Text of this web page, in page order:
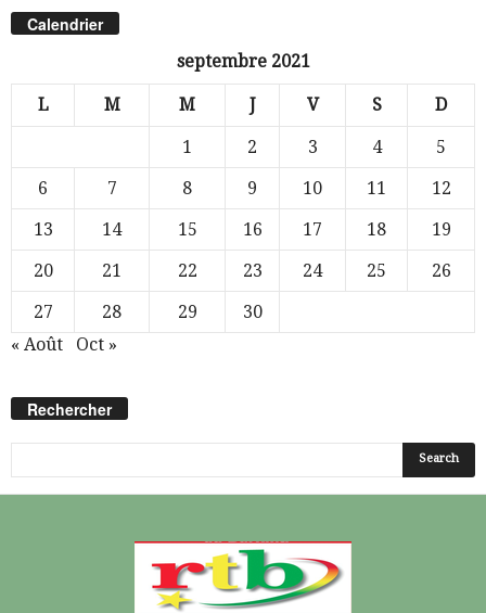
Calendrier
septembre 2021
L M M J V S D
1 2 3 4
5
6
7 8 9 10 11
12
13
14 15 16 17 18
19
20
21 22 23 24 25
26
27
28 29
30
« Août
Oct »
Rechercher